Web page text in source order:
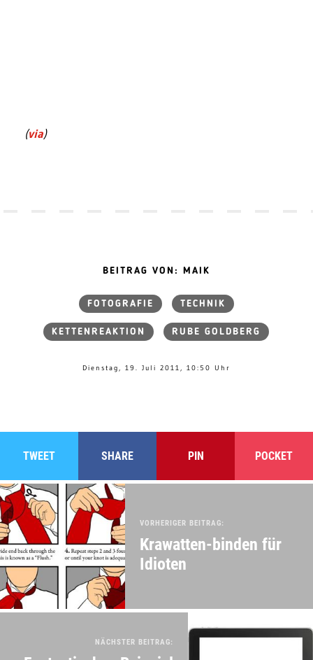
(via)
BEITRAG VON: MAIK
FOTOGRAFIE TECHNIK
KETTENREAKTION RUBE GOLDBERG
Dienstag, 19. Juli 2011, 10:50 Uhr
TWEET SHARE PIN POCKET
VORHERIGER BEITRAG:
Krawatten-binden für
Idioten
NÄCHSTER BEITRAG: